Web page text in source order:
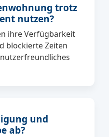
trotz
nutzen?
ihre Verfügbarkeit
blockierte Zeiten
und
ab?